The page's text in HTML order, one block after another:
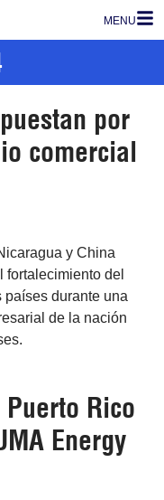
MENU
por
comercial
y China
fortalecimiento del
países durante una
de la nación
Rico
Energy